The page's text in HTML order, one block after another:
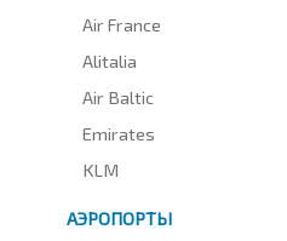
Air France
Alitalia
Air Baltic
Emirates
KLM
АЭРОПОРТЫ